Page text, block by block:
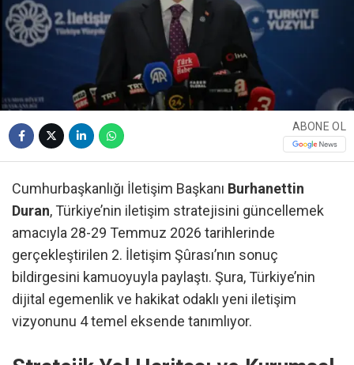
ABONE OL
Cumhurbaşkanlığı İletişim Başkanı Burhanettin
Duran, Türkiye’nin iletişim stratejisini güncellemek
amacıyla 28-29 Temmuz 2026 tarihlerinde
gerçekleştirilen 2. İletişim Şûrası’nın sonuç
bildirgesini kamuoyuyla paylaştı. Şura, Türkiye’nin
dijital egemenlik ve hakikat odaklı yeni iletişim
vizyonunu 4 temel eksende tanımlıyor.